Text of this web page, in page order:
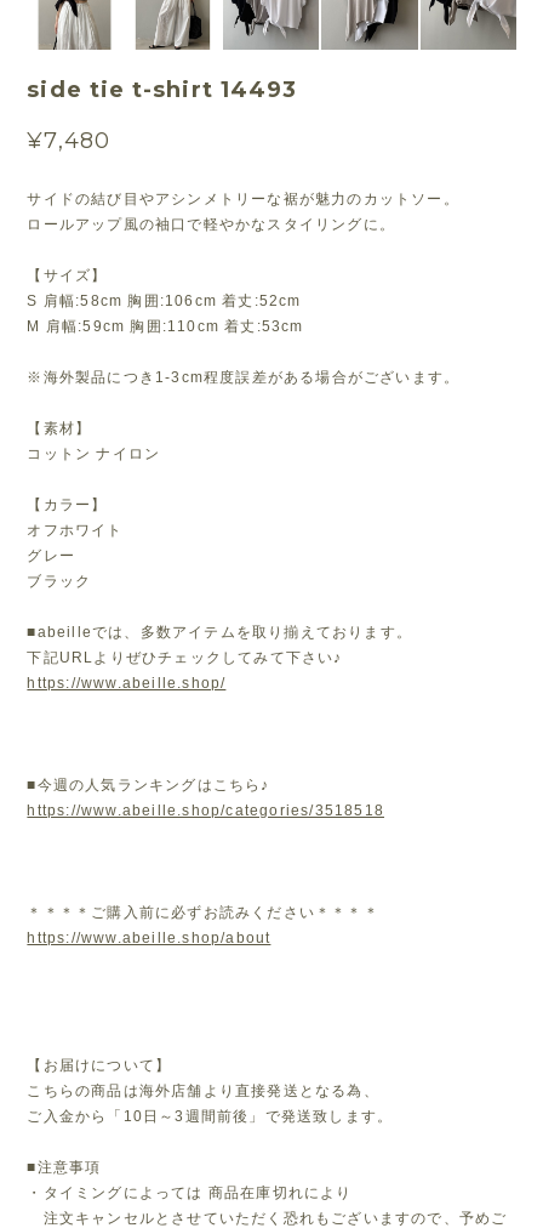
side tie t-shirt 14493
¥7,480
サイドの結び目やアシンメトリーな裾が魅力のカットソー。
ロールアップ風の袖口で軽やかなスタイリングに。
【サイズ】
S 肩幅:58cm 胸囲:106cm 着丈:52cm
M 肩幅:59cm 胸囲:110cm 着丈:53cm
※海外製品につき1-3cm程度誤差がある場合がございます。
【素材】
コットン ナイロン
【カラー】
オフホワイト
グレー
ブラック
■abeilleでは、多数アイテムを取り揃えております。
下記URLよりぜひチェックしてみて下さい♪
https://www.abeille.shop/
■今週の人気ランキングはこちら♪
https://www.abeille.shop/categories/3518518
＊＊＊＊ご購入前に必ずお読みください＊＊＊＊
https://www.abeille.shop/about
【お届けについて】
こちらの商品は海外店舗より直接発送となる為、
ご入金から「10日～3週間前後」で発送致します。
■注意事項
・タイミングによっては 商品在庫切れにより
注文キャンセルとさせていただく恐れもございますので、予めご